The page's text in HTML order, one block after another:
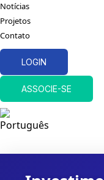
Notícias
Projetos
Contato
LOGIN
ASSOCIE-SE